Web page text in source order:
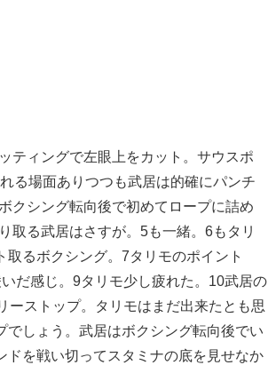
ティングで左眼上をカット。サウスポ
る場面ありつつも武居は的確にパンチ
クシング転向後で初めてロープに詰め
取る武居はさすが。5も一緒。6もタリ
るボクシング。7タリモのポイント
だ感じ。9タリモ少し疲れた。10武居の
ーストップ。タリモはまだ出来たとも思
しょう。武居はボクシング転向後でい
を戦い切ってスタミナの底を見せなか